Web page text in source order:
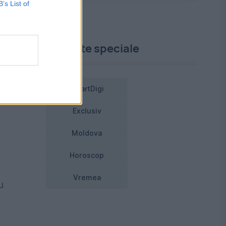
List of
Proiecte speciale
SmartDigi
Exclusiv
Moldova
Horoscop
Vremea